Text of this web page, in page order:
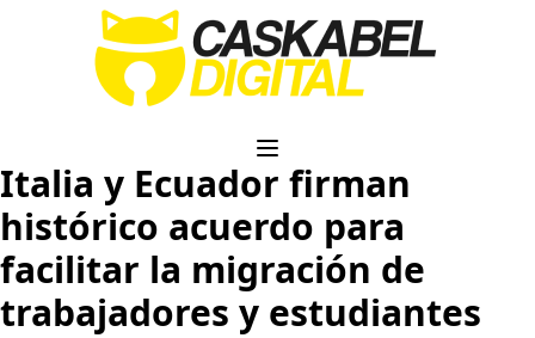
Italia y Ecuador firman
histórico acuerdo para
facilitar la migración de
trabajadores y estudiantes